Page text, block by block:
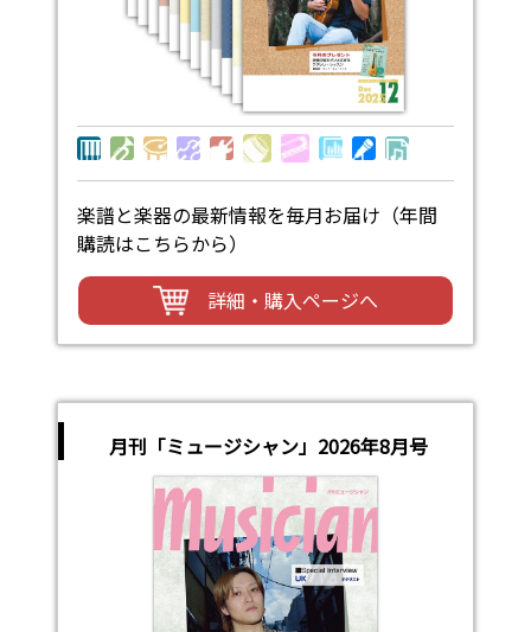
楽譜と楽器の最新情報を毎月お届け（年間
購読はこちらから）
詳細・購入ページへ
月刊「ミュージシャン」2026年8月号